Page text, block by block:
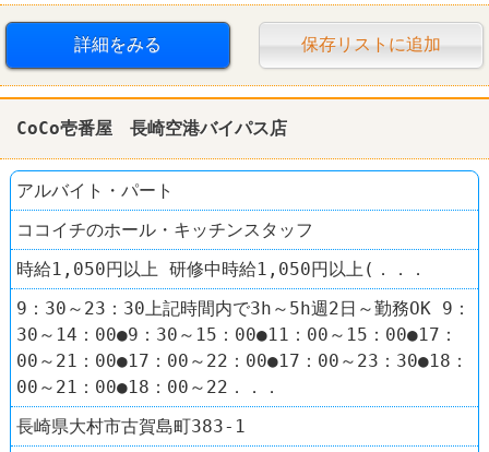
ファーストフード CoCo壱番屋
詳細をみる 保存リストに追加
CoCo壱番屋 長崎空港バイパス店
アルバイト・パート
ココイチのホール・キッチンスタッフ
時給1,050円以上 研修中時給1,050円以上(．．．
9：30～23：30上記時間内で3h～5h週2日～勤務OK 9：
30～14：00●9：30～15：00●11：00～15：00●17：
00～21：00●17：00～22：00●17：00～23：30●18：
00～21：00●18：00～22．．．
長崎県大村市古賀島町383-1